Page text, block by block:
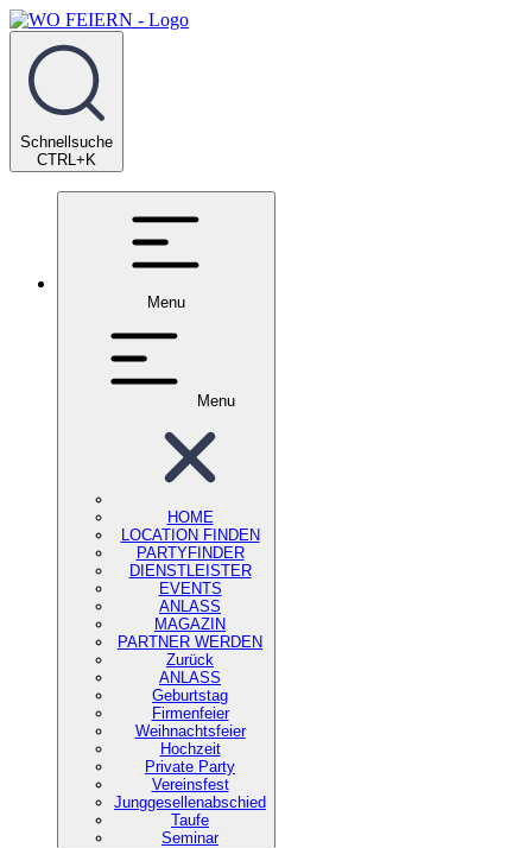
Schnellsuche
CTRL+K
Menu
Menu
HOME
LOCATION FINDEN
PARTYFINDER
DIENSTLEISTER
EVENTS
ANLASS
MAGAZIN
PARTNER WERDEN
Zurück
ANLASS
Geburtstag
Firmenfeier
Weihnachtsfeier
Hochzeit
Private Party
Vereinsfest
Junggesellenabschied
Taufe
Seminar